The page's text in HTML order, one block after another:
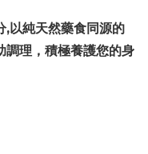
,以純天然藥食同源的
調理，積極養護您的身